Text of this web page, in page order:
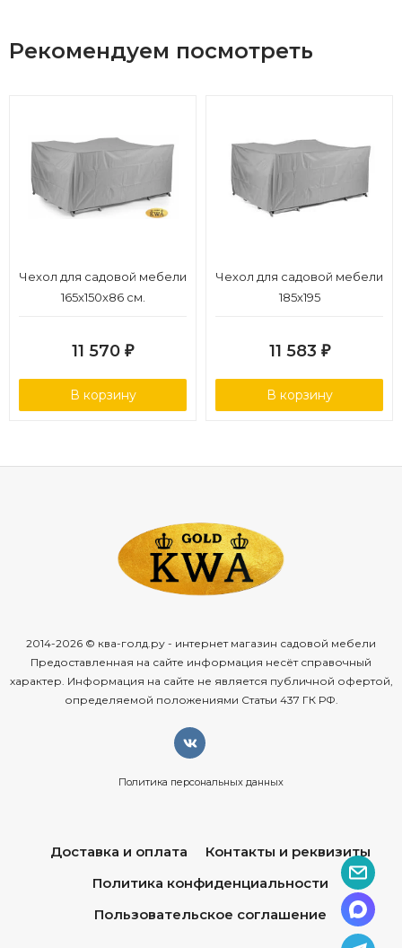
Рекомендуем посмотреть
Чехол для садовой мебели
165x150x86 см.
11 570 ₽
В корзину
Чехол для садовой мебели
185х195
11 583 ₽
В корзину
2014-2026 © ква-голд.ру - интернет магазин садовой мебели
Предоставленная на сайте информация несёт справочный
характер. Информация на сайте не является публичной офертой,
определяемой положениями Статьи 437 ГК РФ.
Политика персональных данных
Доставка и оплата
Контакты и реквизиты
Политика конфиденциальности
Пользовательское соглашение